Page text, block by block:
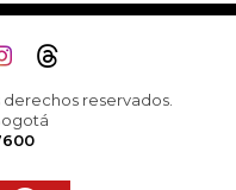
derechos reservados.